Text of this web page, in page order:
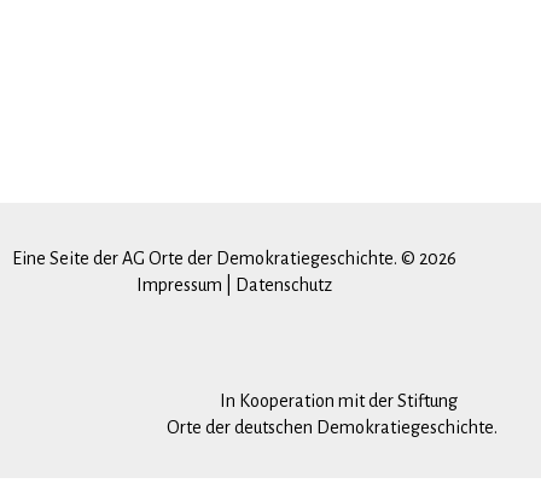
Eine Seite der AG Orte der Demokratiegeschichte. © 2026
Impressum
Datenschutz
In Kooperation mit der Stiftung
Orte der deutschen Demokratiegeschichte.